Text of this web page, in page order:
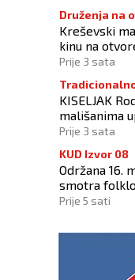
Druženja na
Kreševski
kinu na
Prije 3 sata
KISELJAK
mališanima
otvorenom
Prije 3 sata
KUD Izvor 08
Održana 16.
smotra
2026"
Prije 5 sati